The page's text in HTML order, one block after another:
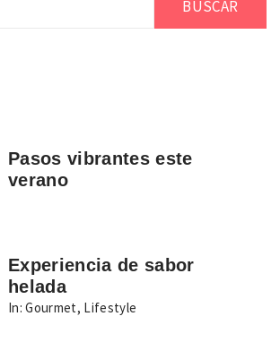
Pasos vibrantes este
verano
Experiencia de sabor
helada
In: Gourmet, Lifestyle